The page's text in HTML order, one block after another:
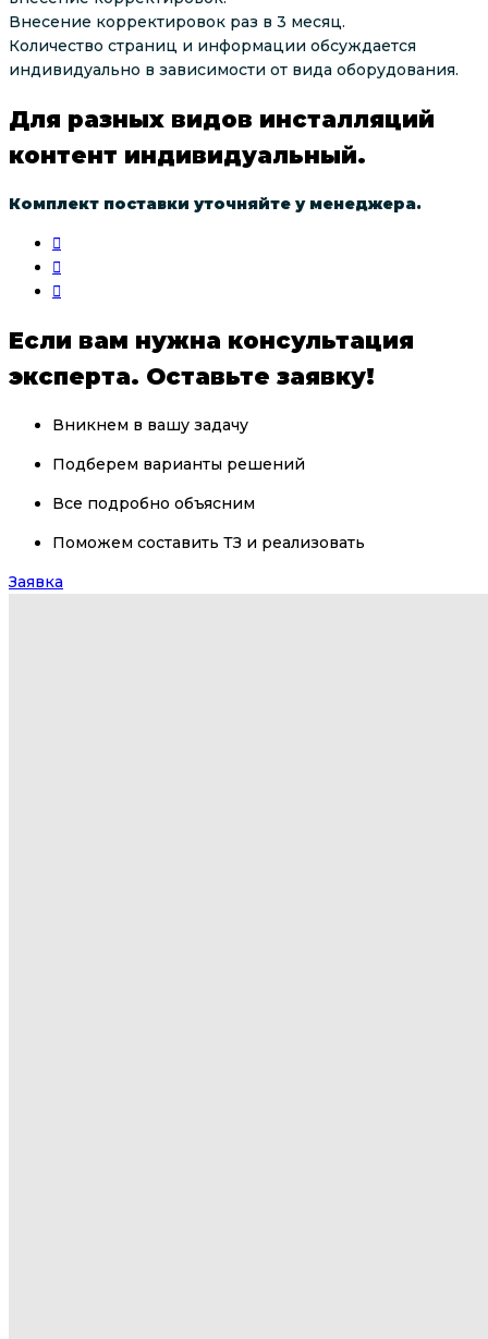
Внесение корректировок раз в 3 месяц.
Количество страниц и информации обсуждается
индивидуально в зависимости от вида оборудования.
Для разных видов инсталляций
контент индивидуальный.
Комплект поставки уточняйте у менеджера.
Если вам нужна консультация
эксперта. Оставьте заявку!
Вникнем в вашу задачу
Подберем варианты решений
Все подробно объясним
Поможем составить ТЗ и реализовать
Заявка